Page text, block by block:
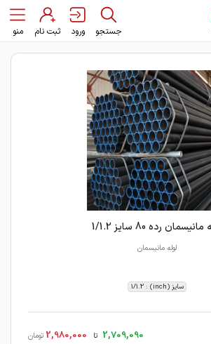
جستجو ورود ثبت نام منو
رده 80 سایز 1/1.2
لوله مانیسمان
سایز (inch) : 1/1.2
2,709,090 تا 2,980,000 تومان